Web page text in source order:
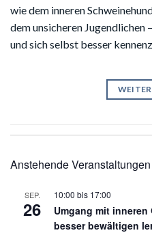
wie dem inneren
dem unsicheren Jugendlichen
und sich selbst besser
Anstehende Veranstaltungen
SEP.
26
10:00 bis 17:00
Umgang mit
besser bewältigen